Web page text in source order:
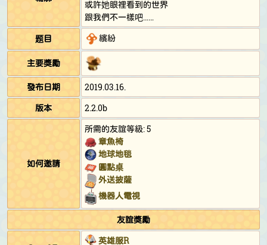
或許她眼裡看到的世界
跟我們不一樣吧……
题目
繽紛
主要獎勵
發布日期
2019.03.16.
版本
2.2.0b
如何邀請
所需的友誼等級: 5
章魚椅
地球地毯
圓點桌
外送披薩
機器人電視
友誼獎勵
英雄服R